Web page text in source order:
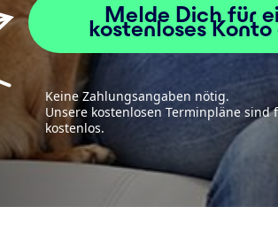
Melde Dich für
kostenloses Konto
Keine Zahlungsangaben nötig.
Unsere kostenlosen Terminpläne sind
kostenlos.